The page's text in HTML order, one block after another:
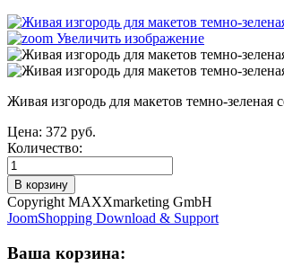
Увеличить изображение
Живая изгородь для макетов темно-
Цена: 372 руб.
Количество:
Copyright MAXXmarketing GmbH
JoomShopping Download & Support
Ваша корзина: